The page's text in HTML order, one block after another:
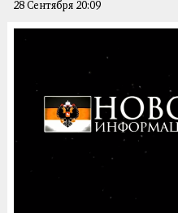
28 Сентября 20:09